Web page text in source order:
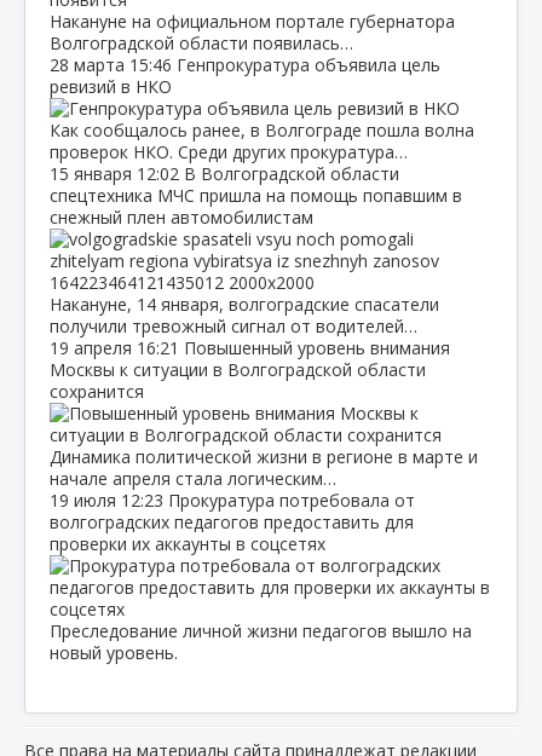
Накануне на официальном портале губернатора
Волгоградской области появилась…
28 марта 15:46 Генпрокуратура объявила цель
ревизий в НКО
Как сообщалось ранее, в Волгограде пошла волна
проверок НКО. Среди других прокуратура…
15 января 12:02 В Волгоградской области
спецтехника МЧС пришла на помощь попавшим в
снежный плен автомобилистам
Накануне, 14 января, волгоградские спасатели
получили тревожный сигнал от водителей…
19 апреля 16:21 Повышенный уровень внимания
Москвы к ситуации в Волгоградской области
сохранится
Динамика политической жизни в регионе в марте и
начале апреля стала логическим…
19 июля 12:23 Прокуратура потребовала от
волгоградских педагогов предоставить для
проверки их аккаунты в соцсетях
Преследование личной жизни педагогов вышло на
новый уровень.
Все права на материалы сайта принадлежат редакции